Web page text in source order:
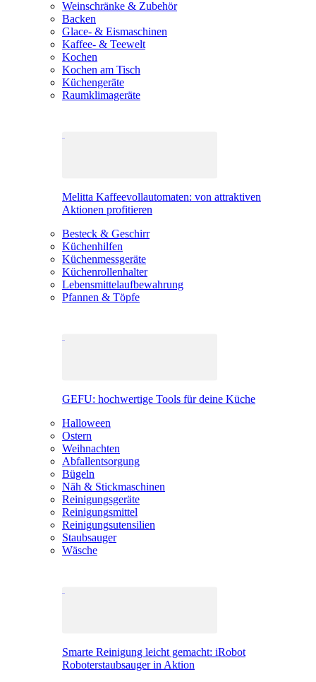
Weinschränke & Zubehör
Backen
Glace- & Eismaschinen
Kaffee- & Teewelt
Kochen
Kochen am Tisch
Küchengeräte
Raumklimageräte
Melitta Kaffeevollautomaten: von attraktiven
Aktionen profitieren
Besteck & Geschirr
Küchenhilfen
Küchenmessgeräte
Küchenrollenhalter
Lebensmittelaufbewahrung
Pfannen & Töpfe
GEFU: hochwertige Tools für deine Küche
Halloween
Ostern
Weihnachten
Abfallentsorgung
Bügeln
Näh & Stickmaschinen
Reinigungsgeräte
Reinigungsmittel
Reinigungsutensilien
Staubsauger
Wäsche
Smarte Reinigung leicht gemacht: iRobot
Roboterstaubsauger in Aktion